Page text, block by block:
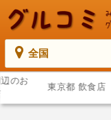
全国
のお
東京都 飲食店